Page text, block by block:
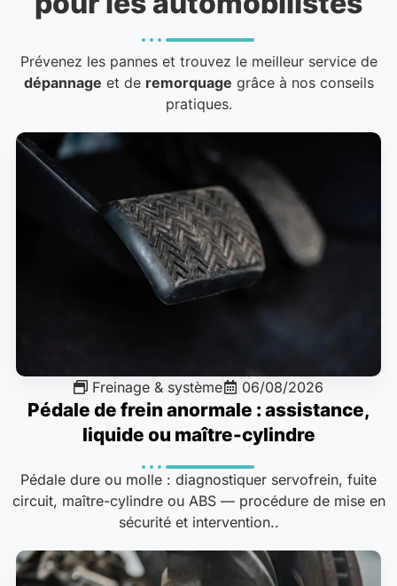
Prévenez les pannes et trouvez le meilleur service de
dépannage et de remorquage grâce à nos conseils
pratiques.
Freinage & système 06/08/2026
Pédale de frein anormale : assistance,
liquide ou maître-cylindre
Pédale dure ou molle : diagnostiquer servofrein, fuite
circuit, maître-cylindre ou ABS — procédure de mise en
sécurité et intervention..